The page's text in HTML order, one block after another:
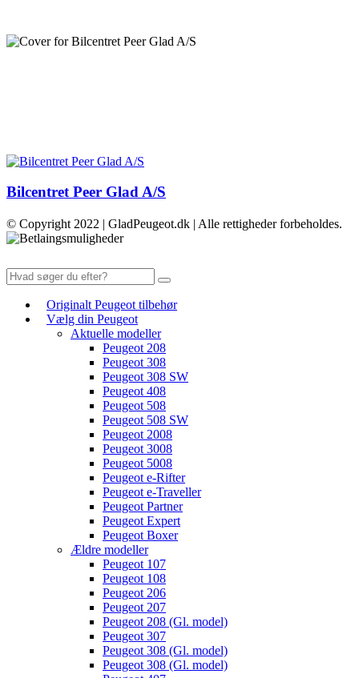
Bilcentret Peer Glad A/S
© Copyright 2022 | GladPeugeot.dk | Alle rettigheder forbeholdes.
Originalt Peugeot tilbehør
Vælg din Peugeot
Aktuelle modeller
Peugeot 208
Peugeot 308
Peugeot 308 SW
Peugeot 408
Peugeot 508
Peugeot 508 SW
Peugeot 2008
Peugeot 3008
Peugeot 5008
Peugeot e-Rifter
Peugeot e-Traveller
Peugeot Partner
Peugeot Expert
Peugeot Boxer
Ældre modeller
Peugeot 107
Peugeot 108
Peugeot 206
Peugeot 207
Peugeot 208 (Gl. model)
Peugeot 307
Peugeot 308 (Gl. model)
Peugeot 308 (Gl. model)